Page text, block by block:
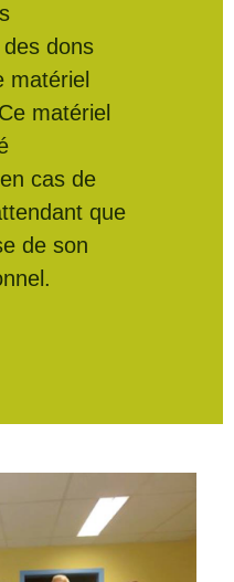
dons
matériel
matériel
cas de
que
de son